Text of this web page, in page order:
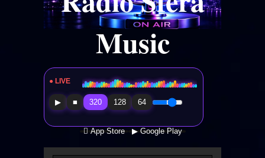
Music
● LIVE Radio Sfera Music
▶ ■ 320 128 64
 App Store ▶ Google Play